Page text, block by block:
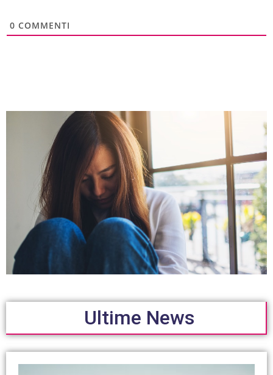
0 COMMENTI
Ultime News